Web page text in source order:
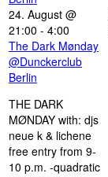
24. August @
21:00 - 4:00
The Dark Mønday
@Dunckerclub
Berlin
THE DARK
MØNDAY with: djs
neue k & lichene
free entry from 9-
10 p.m. -quadratic